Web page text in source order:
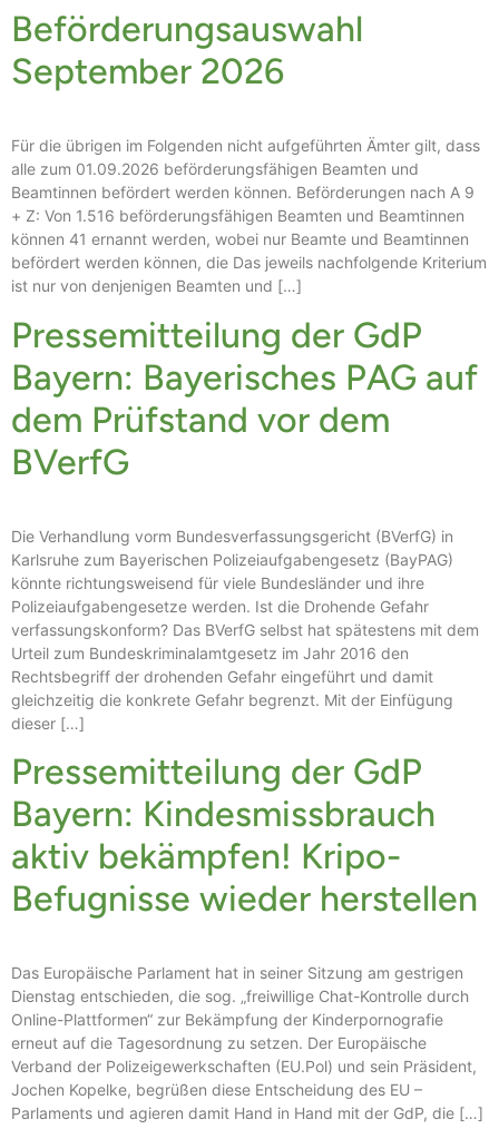
Beförderungsauswahl
September 2026
Für die übrigen im Folgenden nicht aufgeführten Ämter gilt, dass
alle zum 01.09.2026 beförderungsfähigen Beamten und
Beamtinnen befördert werden können. Beförderungen nach A 9
+ Z: Von 1.516 beförderungsfähigen Beamten und Beamtinnen
können 41 ernannt werden, wobei nur Beamte und Beamtinnen
befördert werden können, die Das jeweils nachfolgende Kriterium
ist nur von denjenigen Beamten und […]
Pressemitteilung der GdP
Bayern: Bayerisches PAG auf
dem Prüfstand vor dem
BVerfG
Die Verhandlung vorm Bundesverfassungsgericht (BVerfG) in
Karlsruhe zum Bayerischen Polizeiaufgabengesetz (BayPAG)
könnte richtungsweisend für viele Bundesländer und ihre
Polizeiaufgabengesetze werden. Ist die Drohende Gefahr
verfassungskonform? Das BVerfG selbst hat spätestens mit dem
Urteil zum Bundeskriminalamtgesetz im Jahr 2016 den
Rechtsbegriff der drohenden Gefahr eingeführt und damit
gleichzeitig die konkrete Gefahr begrenzt. Mit der Einfügung
dieser […]
Pressemitteilung der GdP
Bayern: Kindesmissbrauch
aktiv bekämpfen! Kripo-
Befugnisse wieder herstellen
Das Europäische Parlament hat in seiner Sitzung am gestrigen
Dienstag entschieden, die sog. „freiwillige Chat-Kontrolle durch
Online-Plattformen“ zur Bekämpfung der Kinderpornografie
erneut auf die Tagesordnung zu setzen. Der Europäische
Verband der Polizeigewerkschaften (EU.Pol) und sein Präsident,
Jochen Kopelke, begrüßen diese Entscheidung des EU –
Parlaments und agieren damit Hand in Hand mit der GdP, die […]